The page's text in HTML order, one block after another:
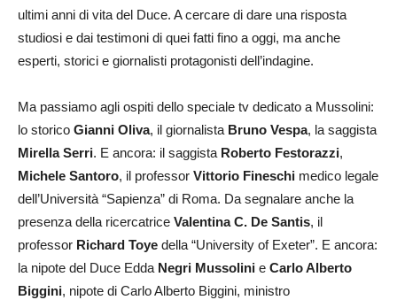
ultimi anni di vita del Duce. A cercare di dare una risposta
studiosi e dai testimoni di quei fatti fino a oggi, ma anche
esperti, storici e giornalisti protagonisti dell’indagine.
Ma passiamo agli ospiti dello speciale tv dedicato a Mussolini:
lo storico Gianni Oliva, il giornalista Bruno Vespa, la saggista
Mirella Serri. E ancora: il saggista Roberto Festorazzi,
Michele Santoro, il professor Vittorio Fineschi medico legale
dell’Università “Sapienza” di Roma. Da segnalare anche la
presenza della ricercatrice Valentina C. De Santis, il
professor Richard Toye della “University of Exeter”. E ancora:
la nipote del Duce Edda Negri Mussolini e Carlo Alberto
Biggini, nipote di Carlo Alberto Biggini, ministro